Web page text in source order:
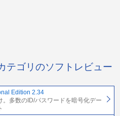
テゴリのソフトレビュー
Edition 2.34
多数のID/パスワードを暗号化デー